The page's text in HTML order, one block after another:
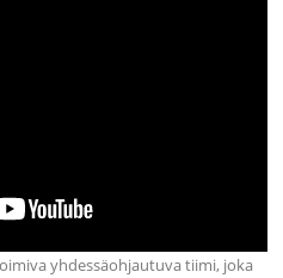
yhdessäohjautuva tiimi, joka